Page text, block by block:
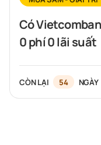
Có
0 phí 0 lãi suất
CÒN LẠI 54 NGÀY